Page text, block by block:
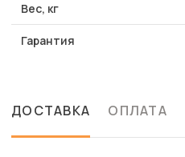
Вес, кг
Гарантия
ДОСТАВКА ОПЛАТА